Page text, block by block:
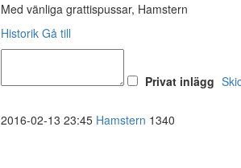
Med vänliga grattispussar, Hamstern
Historik Gå till
Privat inlägg
2016-02-13 23:45 Hamstern 1340